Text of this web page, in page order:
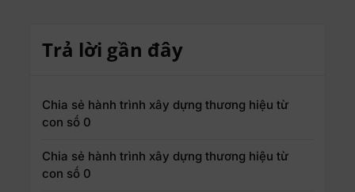
Trả lời gần đây
Chia sẻ hành trình xây dựng thương hiệu từ
con số 0
Chia sẻ hành trình xây dựng thương hiệu từ
con số 0